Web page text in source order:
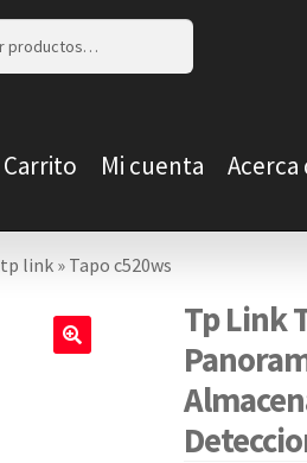
Carrito Mi cuenta Acerca
tp link» Tapo c520ws
Tp Link